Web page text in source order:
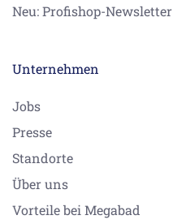
Neu: Profishop-Newsletter
Unternehmen
Jobs
Presse
Standorte
Über uns
Vorteile bei Megabad